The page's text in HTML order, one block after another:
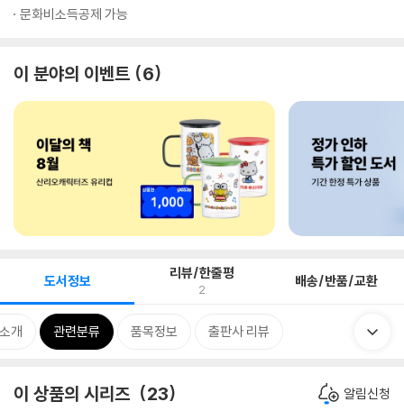
문화비소득공제 가능
이 분야의 이벤트 6
도서정보 리뷰/한줄평
2 배송/반품/교환
개 관련분류 품목정보 출판사 리뷰
이 상품의 시리즈 23 알림신청